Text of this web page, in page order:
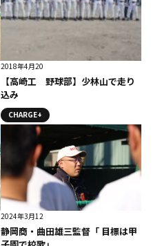
2018年4月20
【高崎工 野球部】少林山で走り
込み
CHARGE+
2024年3月12
静岡商・曲田雄三監督「 目標は甲